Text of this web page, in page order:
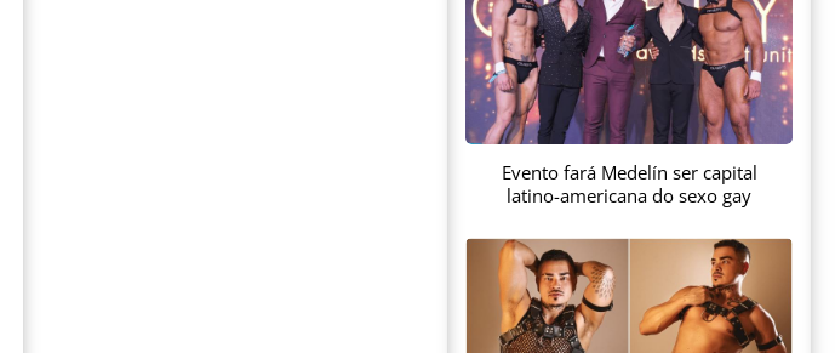
Evento fará Medelín ser capital
latino-americana do sexo gay